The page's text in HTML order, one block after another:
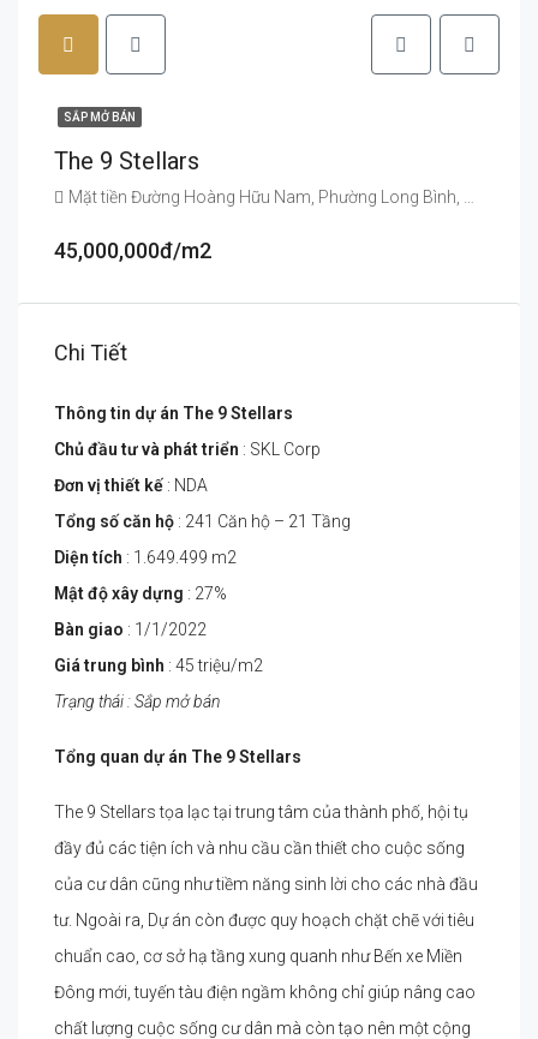
SẮP MỞ BÁN
The 9 Stellars
Mặt tiền Đường Hoàng Hữu Nam, Phường Long Bình, Quận 9, Thành phố Thủ Đức, Tp.HCM
45,000,000đ/m2
Chi Tiết
Thông tin dự án The 9 Stellars
Chủ đầu tư và phát triển : SKL Corp
Đơn vị thiết kế : NDA
Tổng số căn hộ : 241 Căn hộ – 21 Tầng
Diện tích : 1.649.499 m2
Mật độ xây dựng : 27%
Bàn giao : 1/1/2022
Giá trung bình : 45 triệu/m2
Trạng thái : Sắp mở bán
Tổng quan dự án The 9 Stellars
The 9 Stellars tọa lạc tại trung tâm của thành phố, hội tụ
đầy đủ các tiện ích và nhu cầu cần thiết cho cuộc sống
của cư dân cũng như tiềm năng sinh lời cho các nhà đầu
tư. Ngoài ra, Dự án còn được quy hoạch chặt chẽ với tiêu
chuẩn cao, cơ sở hạ tầng xung quanh như Bến xe Miền
Đông mới, tuyến tàu điện ngầm không chỉ giúp nâng cao
chất lượng cuộc sống cư dân mà còn tạo nên một cộng